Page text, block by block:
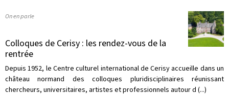
On en parle
Colloques de Cerisy : les rendez-vous de la
rentrée
Depuis 1952, le Centre culturel international de Cerisy accueille dans un
château normand des colloques pluridisciplinaires réunissant
chercheurs, universitaires, artistes et professionnels autour d (...)